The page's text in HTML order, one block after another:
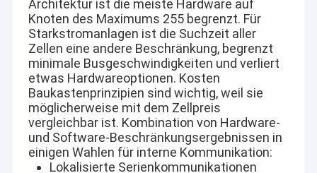
Architektur ist die meiste Hardware auf
Knoten des Maximums 255 begrenzt. Für
Starkstromanlagen ist die Suchzeit aller
Zellen eine andere Beschränkung, begrenzt
minimale Busgeschwindigkeiten und verliert
etwas Hardwareoptionen. Kosten
Baukastenprinzipien sind wichtig, weil sie
möglicherweise mit dem Zellpreis
vergleichbar ist. Kombination von Hardware-
und Software-Beschränkungsergebnissen in
einigen Wahlen für interne Kommunikation:
Lokalisierte Serienkommunikationen